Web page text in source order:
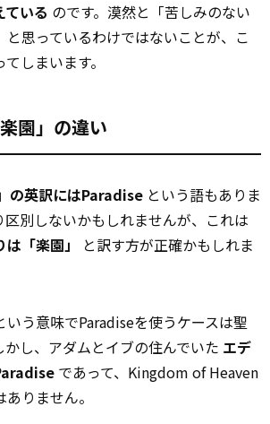
ている のです。漠然と「苦しみのない
思っているわけではないことが、こ
しまいます。
園」の違い
の英訳にはParadise という語もありま
区別しないかもしれませんが、これは
「楽園」
と訳す方が正確かもしれま
う意味でParadiseを使うケースは聖
し、アダムとイブの住んでいた エデ
であって、Kingdom of Heaven
りません。